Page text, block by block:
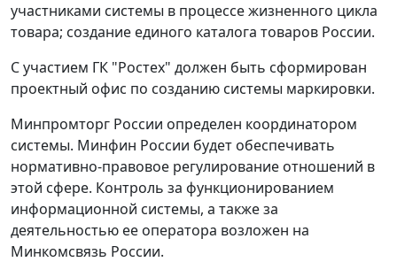
участниками системы в процессе жизненного цикла
товара; создание единого каталога товаров России.
С участием ГК "Ростех" должен быть сформирован
проектный офис по созданию системы маркировки.
Минпромторг России определен координатором
системы. Минфин России будет обеспечивать
нормативно-правовое регулирование отношений в
этой сфере. Контроль за функционированием
информационной системы, а также за
деятельностью ее оператора возложен на
Минкомсвязь России.